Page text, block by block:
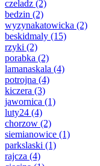
czeladz (2)
bedzin (2)
wyzynakatowicka (2)
beskidmaly (15)
rzyki (2)
porabka (2)
lamanaskala (4)
potrojna (4)
kiczera (3)
jawornica (1)
luty24 (4)
chorzow (2)
siemianowice (1)
parkslaski (1)
rajcza (4)